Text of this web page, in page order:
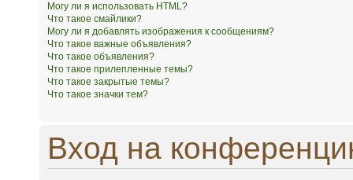
Могу ли я использовать HTML?
Что такое смайлики?
Могу ли я добавлять изображения к сообщениям?
Что такое важные объявления?
Что такое объявления?
Что такое прилепленные темы?
Что такое закрытые темы?
Что такое значки тем?
Вход на